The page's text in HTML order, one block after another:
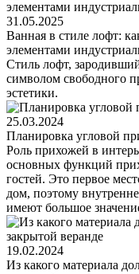
31.05.2025
Ванная в стиле лофт:
элементами
Стиль лофт,
символом свободного
эстетики.
25.03.2024
Планировка угловой
Роль прихожей в
основных функций
гостей. Это первое
дом, поэтому
имеют большое
19.02.2024
Из какого материала